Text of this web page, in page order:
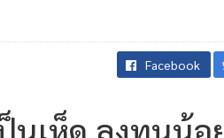
Facebook